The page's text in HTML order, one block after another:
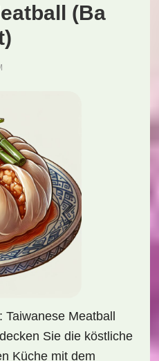
(Ba
Meatball
Sie die köstliche
Küche mit dem